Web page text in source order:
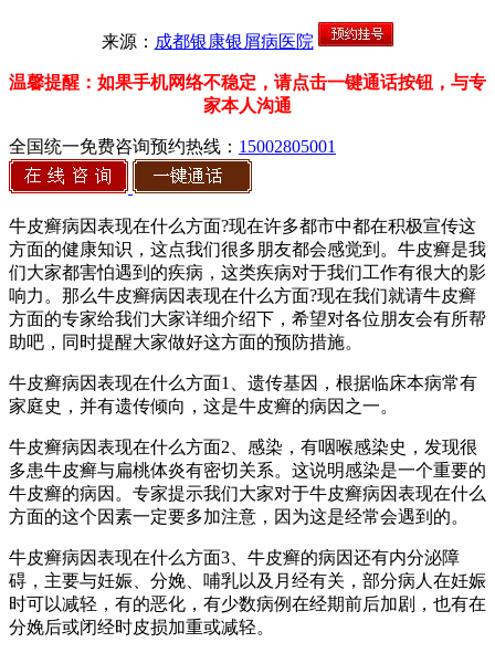
来源： 成都银康银屑病医院
温馨提醒：如果手机网络不稳定，请点击一键通话按钮，与专
家本人沟通
全国统一免费咨询预约热线： 15002805001
牛皮癣病因表现在什么方面?现在许多都市中都在积极宣传这
方面的健康知识，这点我们很多朋友都会感觉到。牛皮癣是我
们大家都害怕遇到的疾病，这类疾病对于我们工作有很大的影
响力。那么牛皮癣病因表现在什么方面?现在我们就请牛皮癣
方面的专家给我们大家详细介绍下，希望对各位朋友会有所帮
助吧，同时提醒大家做好这方面的预防措施。
牛皮癣病因表现在什么方面1、遗传基因，根据临床本病常有
家庭史，并有遗传倾向，这是牛皮癣的病因之一。
牛皮癣病因表现在什么方面2、感染，有咽喉感染史，发现很
多患牛皮癣与扁桃体炎有密切关系。这说明感染是一个重要的
牛皮癣的病因。专家提示我们大家对于牛皮癣病因表现在什么
方面的这个因素一定要多加注意，因为这是经常会遇到的。
牛皮癣病因表现在什么方面3、牛皮癣的病因还有内分泌障
碍，主要与妊娠、分娩、哺乳以及月经有关，部分病人在妊娠
时可以减轻，有的恶化，有少数病例在经期前后加剧，也有在
分娩后或闭经时皮损加重或减轻。